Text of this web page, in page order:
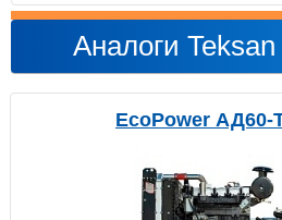
Аналоги
EcoPower АД60-